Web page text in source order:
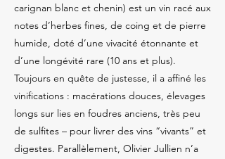
carignan blanc et chenin) est un vin racé aux
notes d’herbes fines, de coing et de pierre
humide, doté d’une vivacité étonnante et
d’une longévité rare (10 ans et plus).
Toujours en quête de justesse, il a affiné les
vinifications : macérations douces, élevages
longs sur lies en foudres anciens, très peu
de sulfites – pour livrer des vins “vivants” et
digestes. Parallèlement, Olivier Jullien n’a